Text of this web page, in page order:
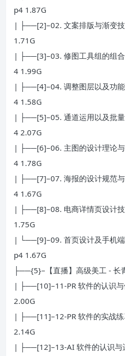
p4 1.87G
| ├──[2]–02. 文案排版与渐变
1.71G
| ├──[3]–03. 修图工具组的组
4 1.99G
| ├──[4]–04. 调整图层以及功
4 1.58G
| ├──[5]–05. 通道运用以及批
4 2.07G
| ├──[6]–06. 主图的设计理论
4 1.78G
| ├──[7]–07. 海报的设计规范
4 1.67G
| ├──[8]–08. 电商详情页设计
1.75G
| └──[9]–09. 首页设计及手机
p4 1.67G
├──{5}–【直播】高级美工 - 长
| ├──[10]–11-PR 软件的认识
2.00G
| ├──[11]–12-PR 软件的实战
2.14G
| ├──[12]–13-AI 软件的认识与